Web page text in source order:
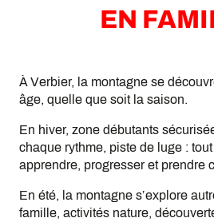
EN
À Verbier, la montagne se
âge, quelle que soit la saison.
En hiver, zone débutants
chaque rythme, piste de luge :
apprendre, progresser et prendre
En été, la montagne s’explore
famille, activités nature,